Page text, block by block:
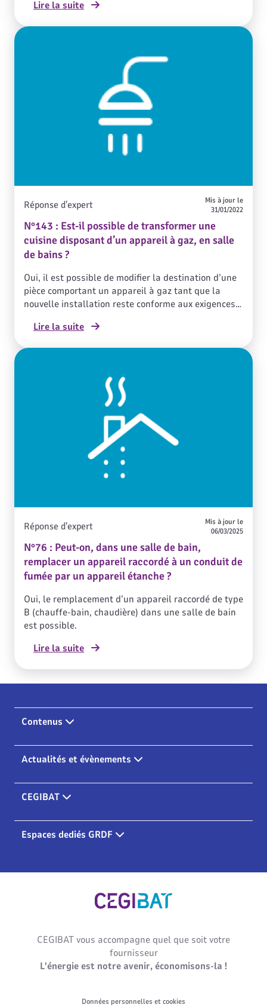
d’habitation.
Lire la suite
N°143 : Est-il possible de transformer une
cuisine disposant d’un appareil à gaz, en salle
de bains ?
Réponse d'expert
Mis à jour le
31/01/2022
Oui, il est possible de modifier la destination d’une
pièce comportant un appareil à gaz tant que la
nouvelle installation reste conforme aux exigences
Lire la suite
N°76 : Peut-on, dans une salle de bain,
remplacer un appareil raccordé à un conduit de
fumée par un appareil étanche ?
Réponse d'expert
Mis à jour le
06/03/2025
Oui, le remplacement d’un appareil raccordé de type
B (chauffe-bain, chaudière) dans une salle de bain
est possible.
Lire la suite
Contenus
Actualités et évènements
CEGIBAT
Espaces dediés GRDF
Cegibat, accueil
CEGIBAT vous accompagne quel que soit votre
fournisseur
L'énergie est notre avenir, économisons-la !
Données personnelles et cookies